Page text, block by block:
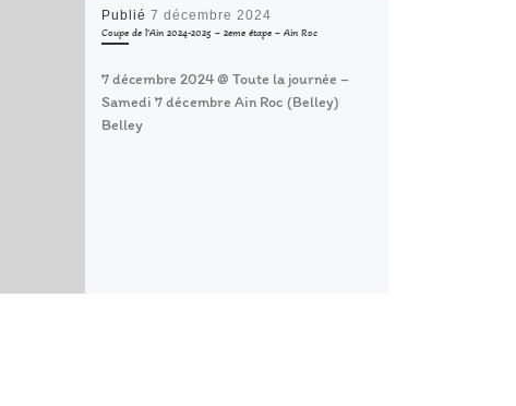
Publié 7 décembre 2024
Coupe de l’Ain 2024-2025 – 2eme étape – Ain Roc
7 décembre 2024 @ Toute la journée –
Samedi 7 décembre Ain Roc (Belley)
Belley